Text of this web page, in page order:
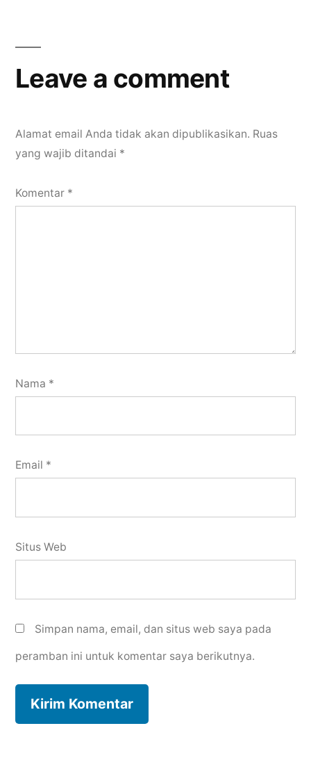
Leave a comment
Alamat email Anda tidak akan dipublikasikan. Ruas
yang wajib ditandai *
Komentar *
Nama *
Email *
Situs Web
Simpan nama, email, dan situs web saya pada
peramban ini untuk komentar saya berikutnya.